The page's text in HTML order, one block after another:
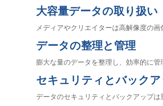
大容量データの取り扱い
メディアやクリエイターは高解像度の
データの整理と管理
膨大な量のデータを整理し、効率的に
セキュリティとバック
データのセキュリティとバックアップ